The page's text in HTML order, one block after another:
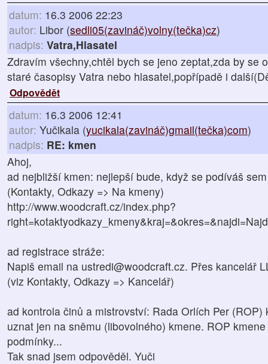
datum: 16.3 2006 22:23
autor: Libor (sedli05(zavináč)volny(tečka)cz)
nadpis: Vatra,Hlasatel
Zdravím všechny,chtěl bych se jeno zeptat,zda by se
staré časopisy Vatra nebo hlasatel,popřípadě i
Odpovědět
datum: 16.3 2006 12:41
autor: Yučikala (yucikala(zavináč)gmail(tečka)com)
nadpis: RE: kmen
Ahoj,
ad nejbližší kmen: nejlepší bude, když se podíváš
(Kontakty, Odkazy => Na kmeny)
http://www.woodcraft.cz/index.php?
ad registrace stráže:
Napiš email na ustredi@woodcraft.cz. Přes kancelář
(viz Kontakty, Odkazy => Kancelář)
ad kontrola činů a mistrovství: Rada Orlích Per
uznat jen na sněmu (libovolného) kmene. ROP
podmínky...
Tak snad jsem odpověděl. Yuči